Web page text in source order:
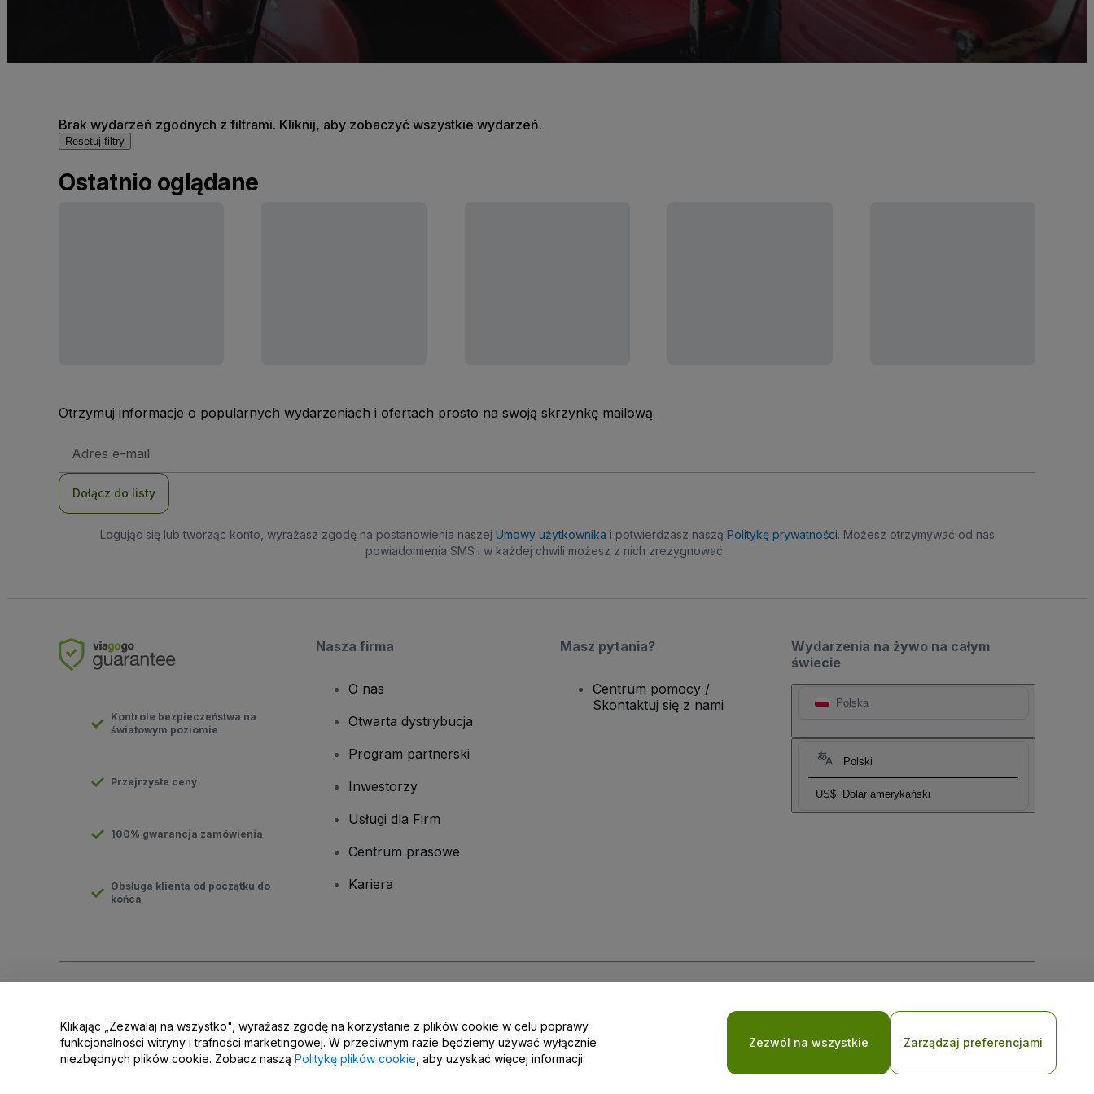
Brak wydarzeń zgodnych z filtrami. Kliknij, aby zobaczyć wszystkie wydarzeń.
Resetuj filtry
Ostatnio oglądane
Otrzymuj informacje o popularnych wydarzeniach i ofertach prosto na swoją skrzynkę mailową
e-
Dołącz do listy
Logując się lub tworząc konto, wyrażasz zgodę na postanowienia naszej Umowy użytkownika i potwierdzasz naszą Politykę prywatności. Możesz otrzymywać od nas
powiadomienia SMS i w każdej chwili możesz z nich zrezygnować.
Wydarzenia na żywo na całym
świecie
Polska
Polski
US$ Dolar amerykański
Kontrole bezpieczeństwa na
światowym poziomie
Przejrzyste ceny
100% gwarancja zamówienia
Obsługa klienta od początku do
końca
Nasza firma
O nas
Otwarta dystrybucja
Program partnerski
Inwestorzy
Usługi dla Firm
Centrum prasowe
Kariera
Masz pytania?
Centrum pomocy /
Skontaktuj się z nami
Polityki prywatności w przypadku urządzeń mobilnych
Prośba o nieudostępnianie danych osobowych / Twoje wybory w zakresie prywatności
Klikając „Zezwalaj na wszystko", wyrażasz zgodę na korzystanie z plików cookie w celu poprawy
funkcjonalności witryny i trafności marketingowej. W przeciwnym razie będziemy używać wyłącznie
niezbędnych plików cookie. Zobacz naszą Politykę plików cookie , aby uzyskać więcej informacji.
Zezwól na wszystkie Zarządzaj preferencjami